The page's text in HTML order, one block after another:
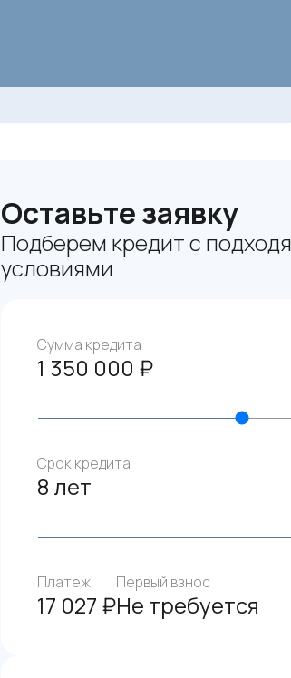
Оставьте заявку
Подберем кредит с
условиями
Сумма кредита
1 350 000 ₽
Срок кредита
8 лет
Платеж
17 027 ₽
Первый взнос
Не требуется